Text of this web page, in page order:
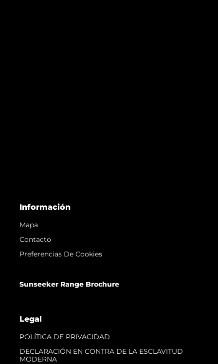
Información
Mapa
Contacto
Preferencias De Cookies
Sunseeker Range Brochure
Legal
POLÍTICA DE PRIVACIDAD
DECLARACIÓN EN CONTRA DE LA ESCLAVITUD
MODERNA